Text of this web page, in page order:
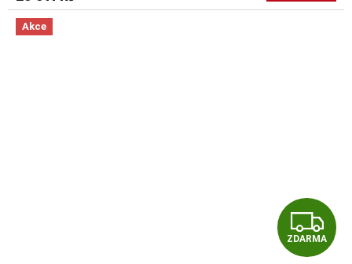
Akce
ZDARMA